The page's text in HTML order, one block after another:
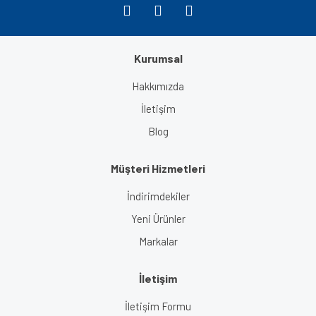
Kurumsal
Hakkımızda
İletişim
Blog
Müşteri Hizmetleri
İndirimdekiler
Yeni Ürünler
Markalar
İletişim
İletişim Formu